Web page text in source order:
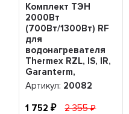
Комплект ТЭН
2000Вт
(700Вт/1300Вт) RF
для
водонагревателя
Thermex RZL, IS, IR,
Garanterm,
Electrolux EWH,
нерж. + анод,
20082
Артикул: 20082
1 752 2 355